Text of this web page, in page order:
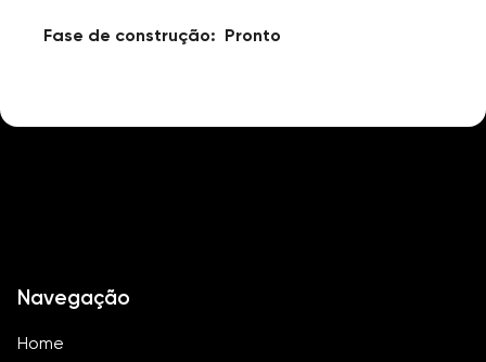
Fase de construção: Pronto
Navegação
Home